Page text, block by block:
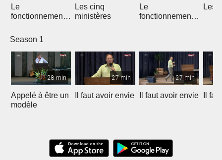
Le
fonctionnement
apostolique
Les cinq
ministères
Le
fonctionnement
Les
Season 1
28 min
Appelé à être un
modèle
27 min
Il faut avoir envie
27 min
Il faut avoir envie Il